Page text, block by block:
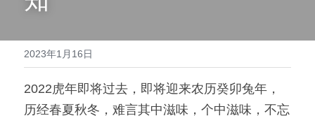
服务中心
学术提升
科创书店
心理咨询
会员服务
新闻消息
联系我们
2023年1月16日
2022虎年即将过去，即将迎来农历癸卯兔年，
历经春夏秋冬，难言其中滋味，个中滋味，不忘